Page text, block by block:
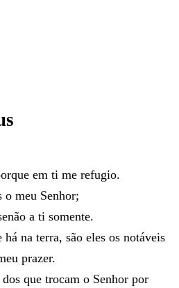
em ti me refugio.
o meu Senhor;
a ti somente.
há na terra, são eles os notáveis
prazer.
dos que trocam o Senhor por